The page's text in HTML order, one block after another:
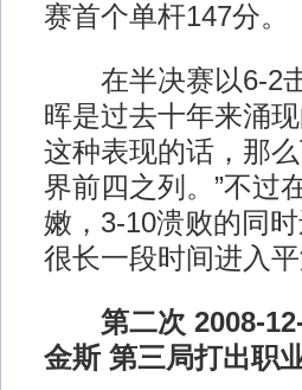
赛首个单杆147分。
在半决赛以6-2击
晖是过去十年来涌
这种表现的话，那
界前四之列。”不过
嫩，3-10溃败的同
很长一段时间进入平
第二次 2008-12-
金斯 第三局打出职